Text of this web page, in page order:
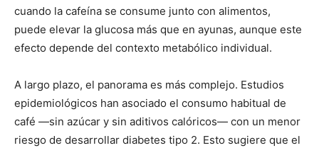
cuando la cafeína se consume junto con alimentos,
puede elevar la glucosa más que en ayunas, aunque este
efecto depende del contexto metabólico individual.
A largo plazo, el panorama es más complejo. Estudios
epidemiológicos han asociado el consumo habitual de
café —sin azúcar y sin aditivos calóricos— con un menor
riesgo de desarrollar diabetes tipo 2. Esto sugiere que el